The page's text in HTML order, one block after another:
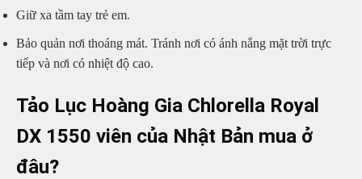
Giữ xa tầm tay trẻ em.
Bảo quản nơi thoáng mát. Tránh nơi có ánh nắng mặt trời trực
tiếp và nơi có nhiệt độ cao.
Tảo Lục Hoàng Gia Chlorella Royal
DX 1550 viên của Nhật Bản mua ở
đâu?